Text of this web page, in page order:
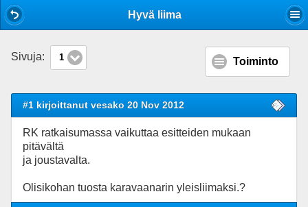
Hyvä liima
Sivuja: 1 Toiminto
#1 kirjoittanut vesako 20 Nov 2012
RK ratkaisumassa vaikuttaa esitteiden mukaan
pitävältä
ja joustavalta.
Olisikohan tuosta karavaanarin yleisliimaksi.?